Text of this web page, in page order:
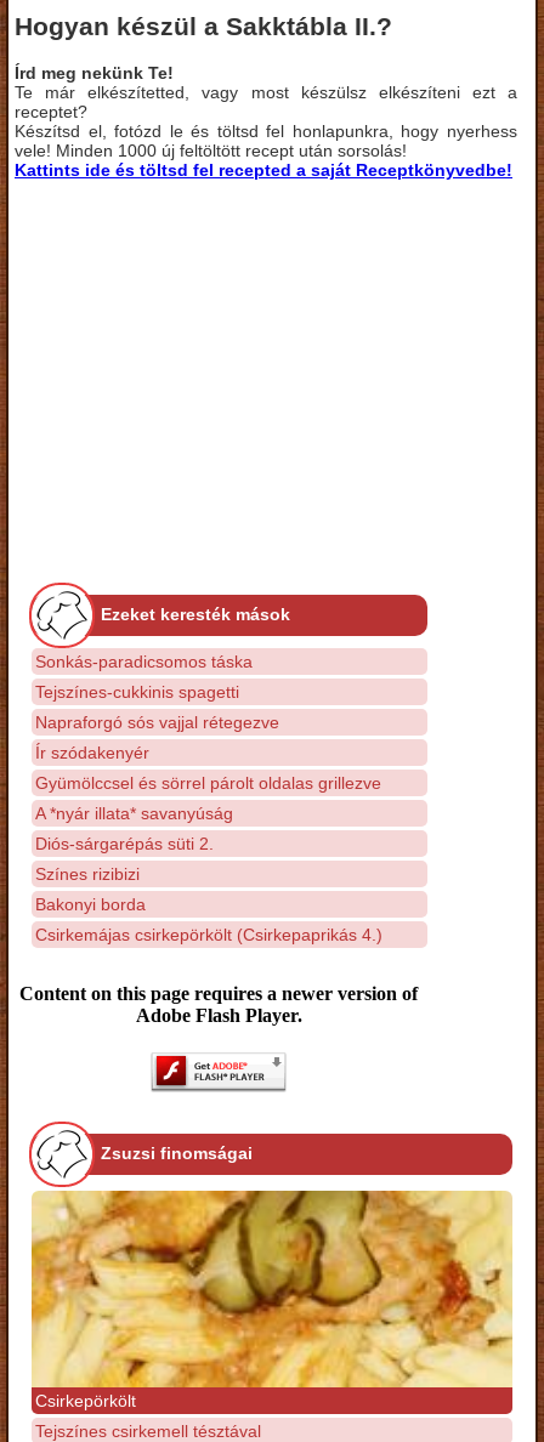
Hogyan készül a Sakktábla II.?
Írd meg nekünk Te!
Te már elkészítetted, vagy most készülsz elkészíteni ezt a
receptet?
Készítsd el, fotózd le és töltsd fel honlapunkra, hogy nyerhess
vele! Minden 1000 új feltöltött recept után sorsolás!
Kattints ide és töltsd fel recepted a saját Receptkönyvedbe!
Ezeket keresték mások
Sonkás-paradicsomos táska
Tejszínes-cukkinis spagetti
Napraforgó sós vajjal rétegezve
Ír szódakenyér
Gyümölccsel és sörrel párolt oldalas grillezve
A *nyár illata* savanyúság
Diós-sárgarépás süti 2.
Színes rizibizi
Bakonyi borda
Csirkemájas csirkepörkölt (Csirkepaprikás 4.)
Content on this page requires a newer version of
Adobe Flash Player.
Zsuzsi finomságai
Csirkepörkölt
Tejszínes csirkemell tésztával